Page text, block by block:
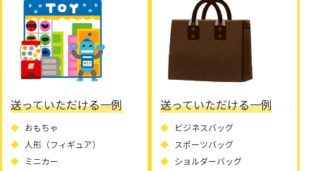
送っていただける一例
おもちゃ
人形（フィギュア）
ミニカー
送っていただける一例
ビジネスバッグ
スポーツバッグ
ショルダーバッグ